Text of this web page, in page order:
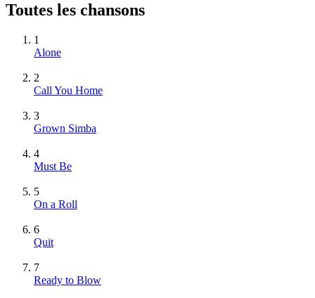
Toutes les chansons
1
Alone
2
Call You Home
3
Grown Simba
4
Must Be
5
On a Roll
6
Quit
7
Ready to Blow